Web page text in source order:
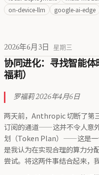
on-device-llm
google-ai-edge
2026年6月3日 星期三
协同进化：寻找智能
福莉）
罗福莉 2026年4月6日
两天前，Anthropic 切断了第
订阅的通道——这并不令人意
划（Token Plan）——这是一
是我认为在实现合理的算力分
尝试。将这两件事结合起来，